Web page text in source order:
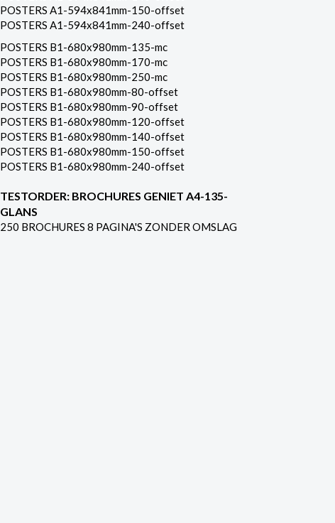
POSTERS A1-594x841mm-150-offset
POSTERS A1-594x841mm-240-offset
POSTERS B1-680x980mm-135-mc
POSTERS B1-680x980mm-170-mc
POSTERS B1-680x980mm-250-mc
POSTERS B1-680x980mm-80-offset
POSTERS B1-680x980mm-90-offset
POSTERS B1-680x980mm-120-offset
POSTERS B1-680x980mm-140-offset
POSTERS B1-680x980mm-150-offset
POSTERS B1-680x980mm-240-offset
TESTORDER: BROCHURES GENIET A4-135-
GLANS
250 BROCHURES 8 PAGINA'S ZONDER OMSLAG